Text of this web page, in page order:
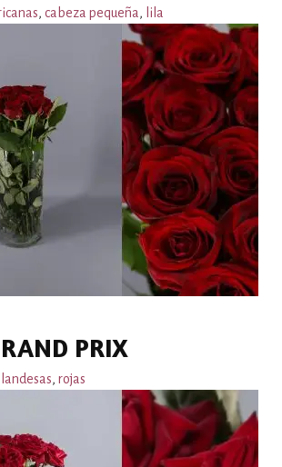
, cabeza pequeña, lila
PRIX
, rojas